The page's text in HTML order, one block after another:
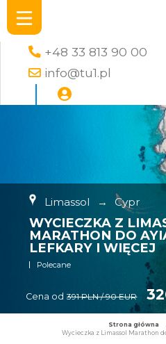
+48 33 813 90 00
info@tu1.pl
Limassol → Cypr
WYCIECZKA Z
MARATHON DO
LEFKARY I WIĘCEJ
Polecane
Cena od 391 PLN / 90 EUR
Strona główna
Wycieczka z Limassol Marathon